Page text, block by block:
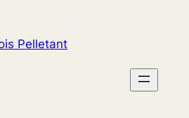
Pelletant